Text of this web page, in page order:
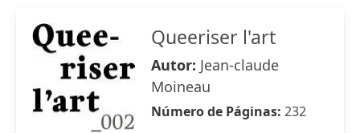
Queeriser l'art
Autor: Jean-claude
Moineau
Número de Páginas: 232